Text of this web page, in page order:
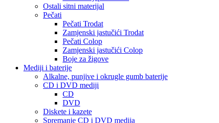
Ostali sitni materijal
Pečati
Pečati Trodat
Zamjenski jastučići Trodat
Pečati Colop
Zamjenski jastučići Colop
Boje za žigove
Mediji i baterije
Alkalne, punjive i okrugle gumb baterije
CD i DVD mediji
CD
DVD
Diskete i kazete
Spremanje CD i DVD medija